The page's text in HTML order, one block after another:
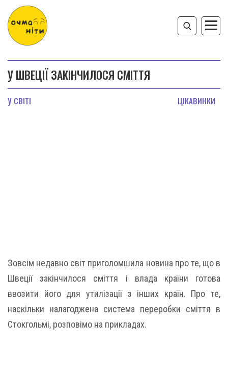
У ШВЕЦІЇ ЗАКІНЧИЛОСЯ СМІТТЯ
У СВІТІ ЦІКАВИНКИ
Зовсім недавно світ приголомшила новина про те, що в
Швеції закінчилося сміття і влада країни готова
ввозити його для утилізації з інших країн. Про те,
наскільки налагоджена система переробки сміття в
Стокгольмі, розповімо на прикладах.